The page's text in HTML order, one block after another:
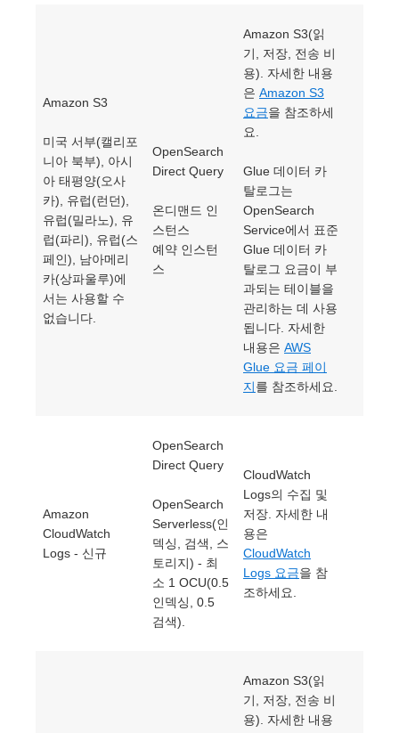
Amazon S3
미국 서부(캘리포
니아 북부), 아시
아 태평양(오사
카), 유럽(런던),
유럽(밀라노), 유
럽(파리), 유럽(스
페인), 남아메리
카(상파울루)에
서는 사용할 수
없습니다.
OpenSearch
Direct Query
온디맨드 인
스턴스
예약 인스턴
스
Amazon S3(읽
기, 저장, 전송 비
용). 자세한 내용
은 Amazon S3
요금을 참조하세
요.
Glue 데이터 카
탈로그는
OpenSearch
Service에서 표준
Glue 데이터 카
탈로그 요금이 부
과되는 테이블을
관리하는 데 사용
됩니다. 자세한
내용은 AWS
Glue 요금 페이
지를 참조하세요.
Amazon
CloudWatch
Logs - 신규
OpenSearch
Direct Query
OpenSearch
Serverless(인
덱싱, 검색, 스
토리지) - 최
소 1 OCU(0.5
인덱싱, 0.5
검색).
CloudWatch
Logs의 수집 및
저장. 자세한 내
용은
CloudWatch
Logs 요금을 참
조하세요.
Amazon S3(읽
기, 저장, 전송 비
용). 자세한 내용